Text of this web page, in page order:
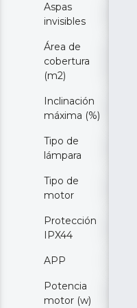
Aspas
invisibles
Área de
cobertura
(m2)
Inclinación
máxima (%)
Tipo de
lámpara
Tipo de
motor
Protección
IPX44
APP
Potencia
motor (w)